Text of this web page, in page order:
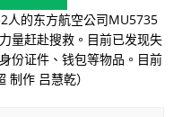
人的东方航空公司MU5735
量赶赴搜救。目前已发现失
份证件、钱包等物品。目前
作 吕慧乾）